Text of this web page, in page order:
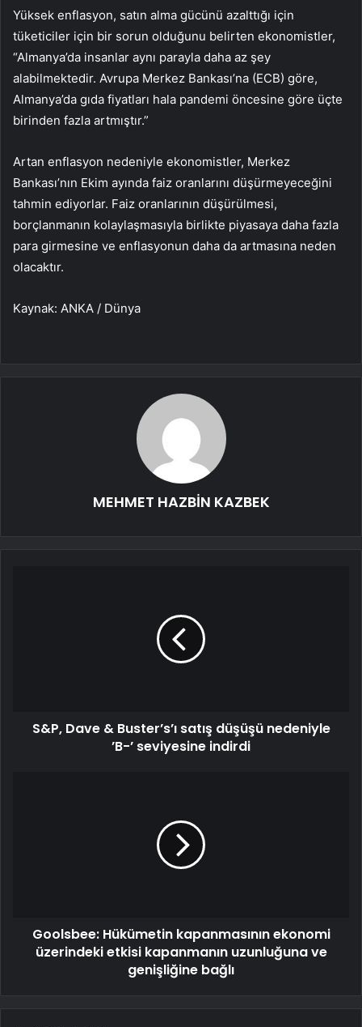
Yüksek enflasyon, satın alma gücünü azalttığı için
tüketiciler için bir sorun olduğunu belirten ekonomistler,
“Almanya’da insanlar aynı parayla daha az şey
alabilmektedir. Avrupa Merkez Bankası’na (ECB) göre,
Almanya’da gıda fiyatları hala pandemi öncesine göre üçte
birinden fazla artmıştır.”
Artan enflasyon nedeniyle ekonomistler, Merkez
Bankası’nın Ekim ayında faiz oranlarını düşürmeyeceğini
tahmin ediyorlar. Faiz oranlarının düşürülmesi,
borçlanmanın kolaylaşmasıyla birlikte piyasaya daha fazla
para girmesine ve enflasyonun daha da artmasına neden
olacaktır.
Kaynak: ANKA / Dünya
MEHMET HAZBİN KAZBEK
S&P, Dave & Buster’s’ı satış düşüşü nedeniyle
’B-’ seviyesine indirdi
Goolsbee: Hükümetin kapanmasının ekonomi
üzerindeki etkisi kapanmanın uzunluğuna ve
genişliğine bağlı